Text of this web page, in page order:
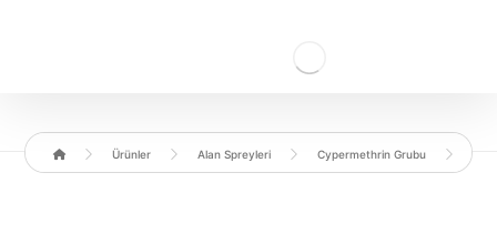
Ürünler Alan Spreyleri Cypermethrin Grubu